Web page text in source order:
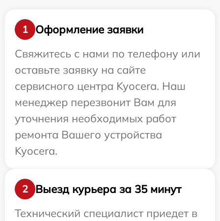
1
Оформление заявки
Свяжитесь с нами по телефону или
оставьте заявку на сайте
сервисного центра Kyocera. Наш
менеджер перезвонит Вам для
уточнения необходимых работ
ремонта Вашего устройства
Kyocera.
2
Выезд курьера за 35 минут
Технический специалист приедет в